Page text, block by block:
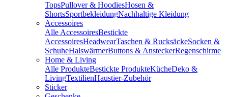
TopsPullover & HoodiesHosen &
ShortsSportbekleidungNachhaltige Kleidung
Accessoires
Alle AccessoiresBestickte
AccessoiresHeadwearTaschen & RucksäckeSocken &
SchuheHalswärmerButtons & AnsteckerRegenschirme
Home & Living
Alle ProdukteBestickte ProdukteKücheDeko &
LivingTextilienHaustier-Zubehör
Sticker